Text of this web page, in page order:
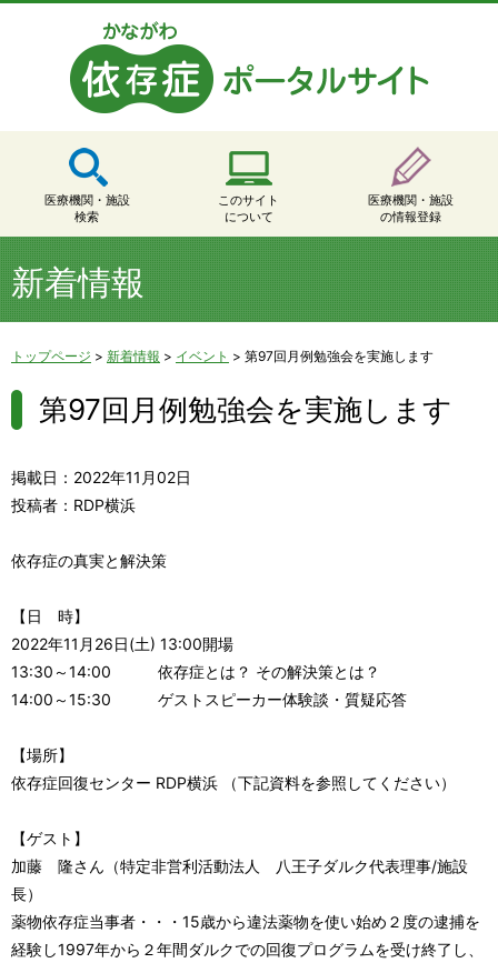
医療機関・施設
検索
このサイト
について
医療機関・施設
の情報登録
新着情報
トップページ > 新着情報 > イベント > 第97回月例勉強会を実施します
第97回月例勉強会を実施します
掲載日：2022年11月02日
投稿者：RDP横浜
依存症の真実と解決策
【日 時】
2022年11月26日(土) 13:00開場
13:30～14:00 依存症とは？ その解決策とは？
14:00～15:30 ゲストスピーカー体験談・質疑応答
【場所】
依存症回復センター RDP横浜 （下記資料を参照してください）
【ゲスト】
加藤 隆さん（特定非営利活動法人 八王子ダルク代表理事/施設
長）
薬物依存症当事者・・・15歳から違法薬物を使い始め２度の逮捕を
経験し1997年から２年間ダルクでの回復プログラムを受け終了し、